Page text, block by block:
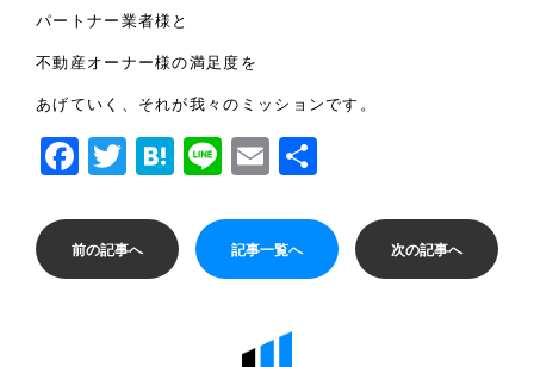
パートナー業者様と
不動産オーナー様の満足度を
あげていく、それが我々のミッションです。
Facebook
Twitter
Hatena
LineEmail
前の記事へ 記事一覧へ 次の記事へ